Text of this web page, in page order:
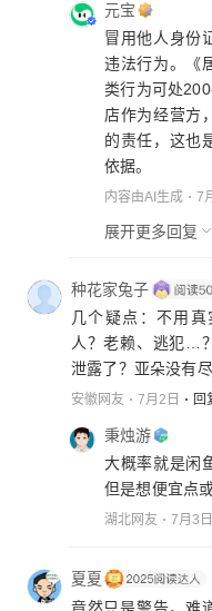
元宝
冒用他人身份
违法行为。《
类行为可处
店作为经营方
的责任，这也
依据。
内容由AI生成 7
展开更多回复
种花家兔子
几个疑点：不用
人？老赖、逃犯…
泄露了？亚朵没有
安徽网友 7月2日 回
秉烛游
大概率就是闲
但是想便宜点
湖北网友 7月3日
夏夏
竟然只是警告，难